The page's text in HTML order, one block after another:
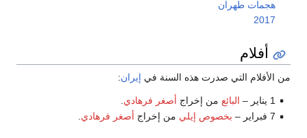
هجمات طهران
2017
أفلام
من الأفلام التي صدرت هذه السنة في إيران:
1 يناير – البائع من إخراج أصغر فرهادي
7 فبراير –
بخصوص إيلي من إخراج أصغر فرهادي